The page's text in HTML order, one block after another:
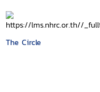
The Circle